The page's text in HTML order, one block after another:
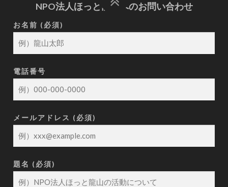
NPO法人ほっと龍山へのお問い合わせ
お名前 (必須)
電話番号
メールアドレス (必須)
題名 (必須)